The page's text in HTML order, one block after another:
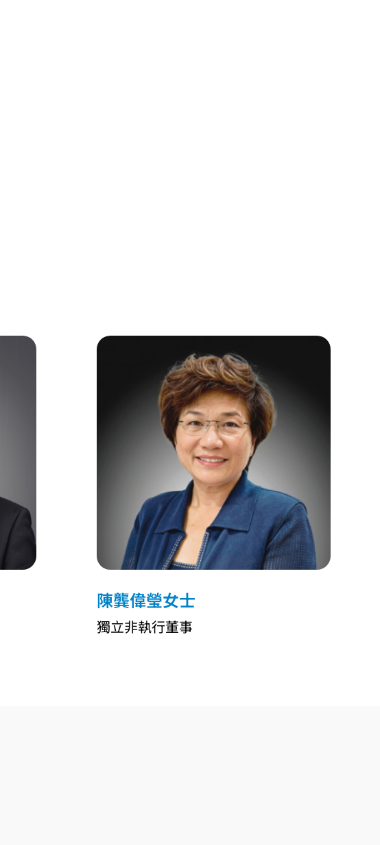
陳龔偉瑩女士
獨立非執行董事